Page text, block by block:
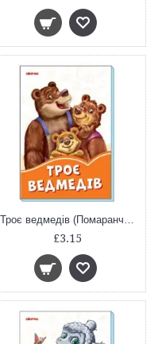
Троє ведмедів (Помаранчеві книжки)
£3.15